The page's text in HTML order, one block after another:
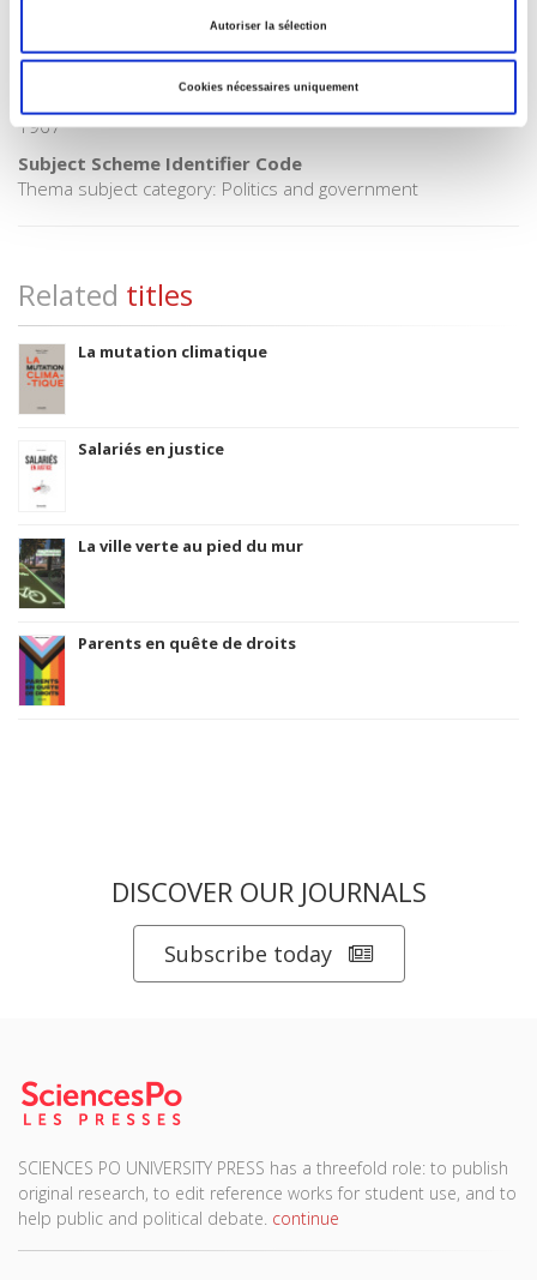
Autoriser la sélection
Cookies nécessaires uniquement
3283 SCIENCES POLITIQUES
1967
Subject Scheme Identifier Code
Thema subject category: Politics and government
Related titles
La mutation climatique
Salariés en justice
La ville verte au pied du mur
Parents en quête de droits
DISCOVER OUR JOURNALS
Subscribe today
SCIENCES PO UNIVERSITY PRESS has a threefold role: to publish
original research, to edit reference works for student use, and to
help public and political debate. continue